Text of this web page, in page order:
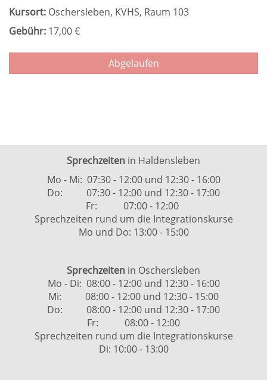
Kursort: Oschersleben, KVHS, Raum 103
Gebühr: 17,00 €
Abgelaufen
Sprechzeiten in Haldensleben
Mo - Mi: 07:30 - 12:00 und 12:30 - 16:00
Do: 07:30 - 12:00 und 12:30 - 17:00
Fr: 07:00 - 12:00
Sprechzeiten rund um die Integrationskurse
Mo und Do: 13:00 - 15:00
Sprechzeiten in Oschersleben
Mo - Di: 08:00 - 12:00 und 12:30 - 16:00
Mi: 08:00 - 12:00 und 12:30 - 15:00
Do: 08:00 - 12:00 und 12:30 - 17:00
Fr: 08:00 - 12:00
Sprechzeiten rund um die Integrationskurse
Di: 10:00 - 13:00